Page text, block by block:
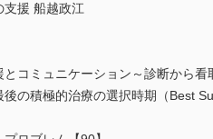
支援 船越政江
コミュニケーション～診断から看
の積極的治療の選択時期（Best